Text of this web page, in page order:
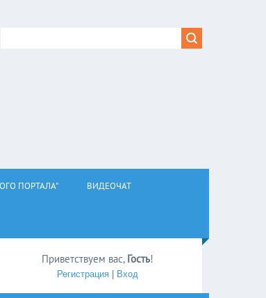
ПОРТАЛА" ВИДЕОЧАТ
Приветствуем вас, Гость!
Регистрация| Вход